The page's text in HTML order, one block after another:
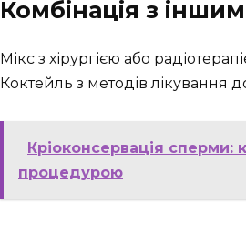
Комбінація з
Мікс з хірургією або
Коктейль з методів лікування
Кріоконсервація сперми:
процедурою